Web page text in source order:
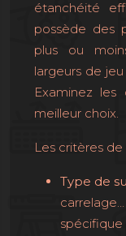
étanchéité
possède des
plus ou
largeurs de
Examinez
meilleur choix.
Les critères
Type de